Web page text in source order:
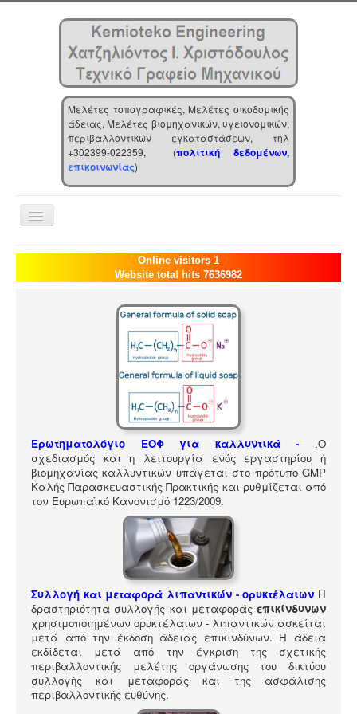
Μελέτες τοπογραφικές, Μελέτες οικοδομικής
άδειας, Μελέτες βιομηχανικών, υγειονομικών,
περιβαλλοντικών εγκαταστάσεων, τηλ
+302399-022359, (πολιτική δεδομένων,
επικοινωνίας)
Toggle
Navigation
Αρχική
Επιχείρηση
Online visitors 1
Website total hits 7636982
Ερωτηματολόγιο ΕΟΦ για καλλυντικά - .Ο
σχεδιασμός και η λειτουργία ενός εργαστηρίου ή
βιομηχανίας καλλυντικών υπάγεται στο πρότυπο GMP
Καλής Παρασκευαστικής Πρακτικής και ρυθμίζεται από
τον Ευρωπαϊκό Κανονισμό 1223/2009.
Συλλογή και μεταφορά λιπαντικών - ορυκτέλαιων Η
δραστηριότητα συλλογής και μεταφοράς επικίνδυνων
χρησιμοποιημένων ορυκτέλαιων - λιπαντικών ασκείται
μετά από την έκδοση άδειας επικινδύνων. Η άδεια
εκδίδεται μετά από την έγκριση της σχετικής
περιβαλλοντικής μελέτης οργάνωσης του δικτύου
συλλογής και μεταφοράς και της ασφάλισης
περιβαλλοντικής ευθύνης.